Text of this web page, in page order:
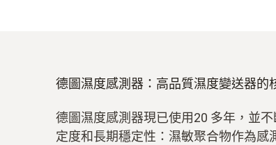
德圖濕度感測器：高品質濕度變送器的
德圖濕度感測器現已使用20 多年，並
定度和長期穩定性：濕敏聚合物作為感